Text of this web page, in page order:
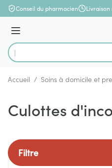
Aller au contenu
Conseil du pharmacien
Menu
Rechercher
Accueil / Soins à domicile et
Culottes
Filtre